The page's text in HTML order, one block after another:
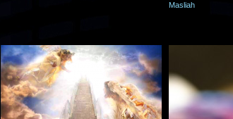
Masliah